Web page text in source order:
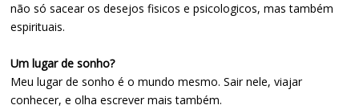
não só sacear os desejos fisicos e psicologicos, mas também
espirituais.
Um lugar de sonho?
Meu lugar de sonho é o mundo mesmo. Sair nele, viajar
conhecer, e olha escrever mais também.